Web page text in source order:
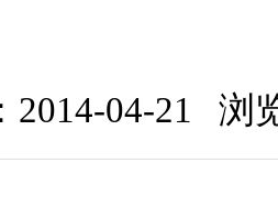
2014-04-21 浏